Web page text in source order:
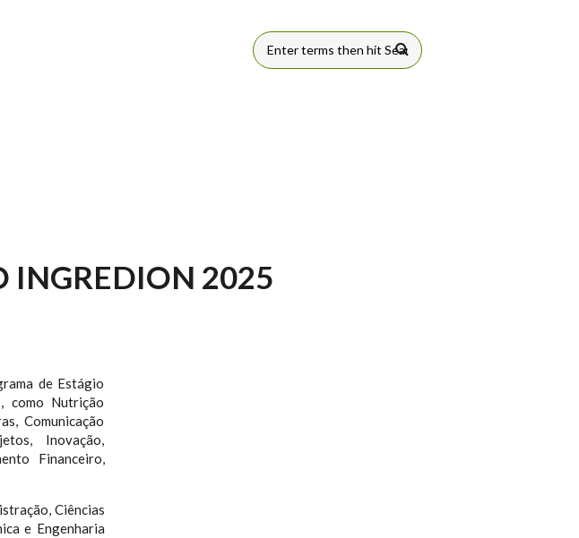
FORMULÁRIO
INGREDION 2025
de Estágio
como Nutrição
Comunicação
Inovação,
Financeiro,
Ciências
e Engenharia